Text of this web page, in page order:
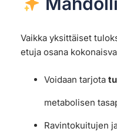
Vaikka yksittäiset
etuja osana
Voidaan tarjota
metabolisen
Ravintokuitujen